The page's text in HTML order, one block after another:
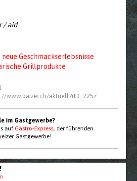
/ aid
Geschmackserlebsnisse
Grillprodukte
www.baizer.ch/aktuell?rID=2257
im Gastgewerbe?
aufGastro-Express, der führenden
Gastgewerbe!